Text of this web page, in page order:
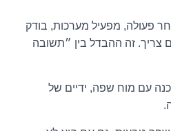
פעולה, מפעיל מערכות, בודק
צריך. זה ההבדל בין ״תשובה
עם מוח שפה, ידיים של